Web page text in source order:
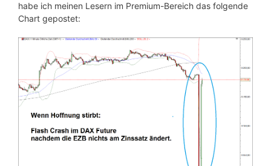
habe ich meinen Lesern im Premium-Bereich das folgende
Chart gepostet: